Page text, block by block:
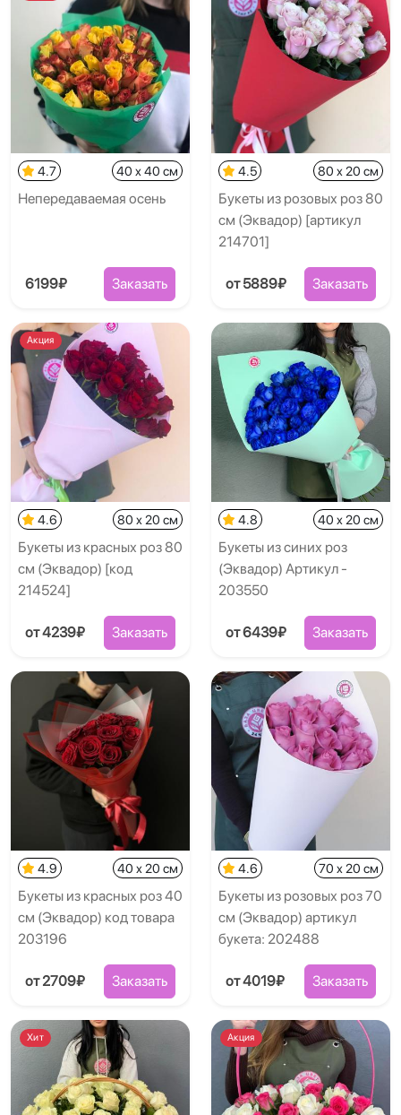
4.7 40 x 40 см
Непередаваемая осень
6199₽ Заказать
4.5 80 x 20 см
Букеты из розовых роз 80
см (Эквадор) [артикул
214701]
от 5889₽ Заказать
Акция
4.6 80 x 20 см
Букеты из красных роз 80
см (Эквадор) [код
214524]
от 4239₽ Заказать
4.8 40 x 20 см
Букеты из синих роз
(Эквадор) Артикул -
203550
от 6439₽ Заказать
4.9 40 x 20 см
Букеты из красных роз 40
см (Эквадор) код товара
203196
от 2709₽ Заказать
4.6 70 x 20 см
Букеты из розовых роз 70
см (Эквадор) артикул
букета: 202488
от 4019₽ Заказать
Хит Акция